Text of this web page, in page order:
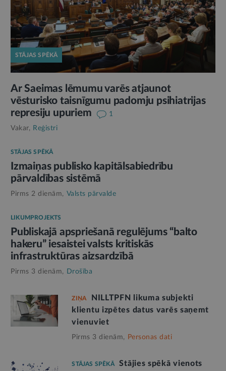
STĀJAS SPĒKĀ
Ar Saeimas lēmumu varēs atjaunot
vēsturisko taisnīgumu padomju psihiatrijas
represiju upuriem
1
Vakar, Reģistri
STĀJAS SPĒKĀ
Izmaiņas publisko kapitālsabiedrību
pārvaldības sistēmā
Pirms 2 dienām, Valsts pārvalde
LIKUMPROJEKTS
Publiskajā apspriešanā regulējums “balto
hakeru” iesaistei valsts kritiskās
infrastruktūras aizsardzībā
Pirms 3 dienām, Drošība
ZIŅA
NILLTPFN likuma subjekti
klientu izpētes datus varēs saņemt
vienuviet
Pirms 3 dienām, Personas dati
STĀJAS SPĒKĀ
Stājies spēkā vienots